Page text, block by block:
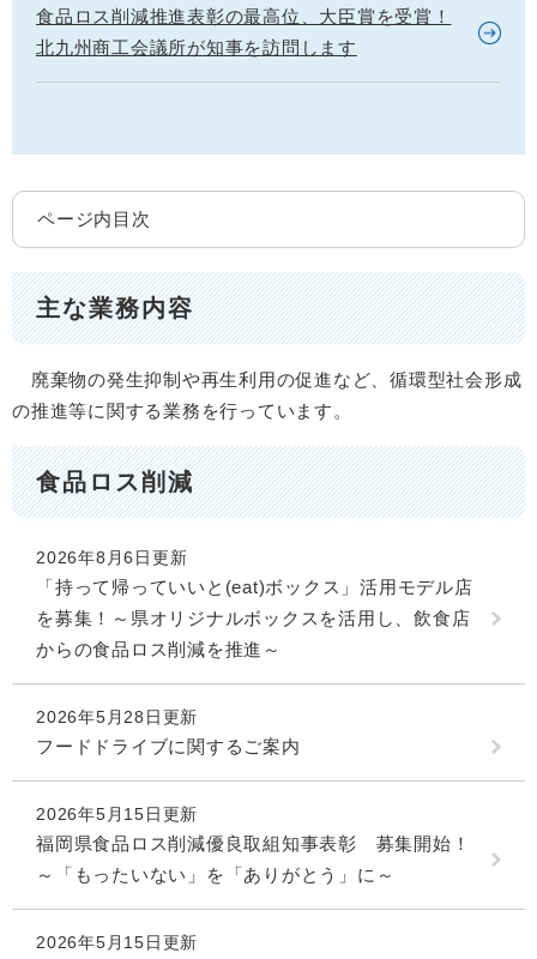
食品ロス削減推進表彰の最高位、大臣賞を受賞！
北九州商工会議所が知事を訪問します
ページ内目次
主な業務内容
廃棄物の発生抑制や再生利用の促進など、循環型社会形成
の推進等に関する業務を行っています。
食品ロス削減
2026年8月6日更新
「持って帰っていいと(eat)ボックス」活用モデル店
を募集！～県オリジナルボックスを活用し、飲食店
からの食品ロス削減を推進～
2026年5月28日更新
フードドライブに関するご案内
2026年5月15日更新
福岡県食品ロス削減優良取組知事表彰 募集開始！
～「もったいない」を「ありがとう」に～
2026年5月15日更新